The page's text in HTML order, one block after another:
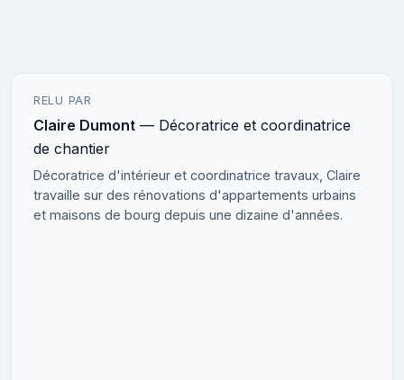
RELU PAR
Claire Dumont — Décoratrice et coordinatrice
de chantier
Décoratrice d'intérieur et coordinatrice travaux, Claire
travaille sur des rénovations d'appartements urbains
et maisons de bourg depuis une dizaine d'années.